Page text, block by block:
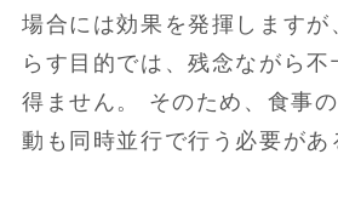
場合には効果を発揮しますが
らす目的では、残念ながら不
得ません。 そのため、食事
動も同時並行で行う必要があ